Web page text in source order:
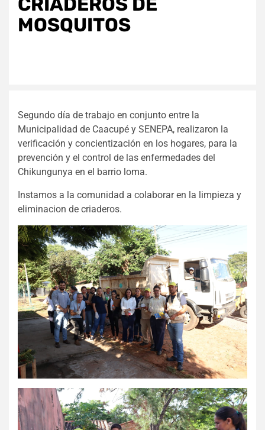
MOSQUITOS
Segundo día de trabajo en conjunto entre la
Municipalidad de Caacupé y SENEPA, realizaron la
verificación y concientización en los hogares, para la
prevención y el control de las enfermedades del
Chikungunya en el barrio loma.
Instamos a la comunidad a colaborar en la limpieza y
eliminacion de criaderos.